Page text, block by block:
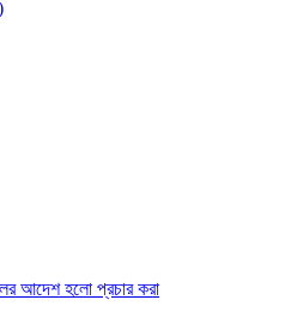
আদেশ হলো প্রচার করা